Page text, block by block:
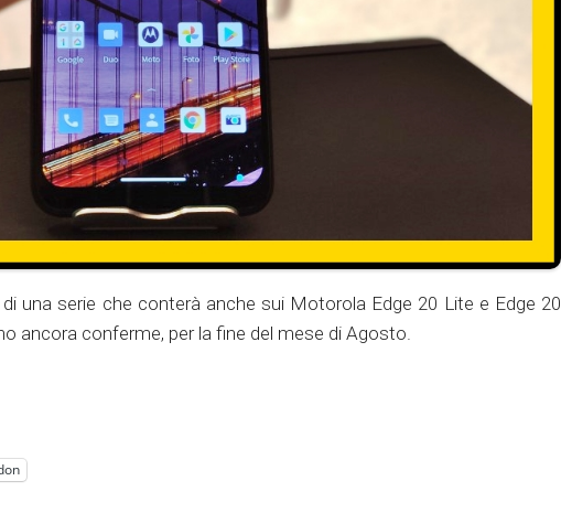
una serie che conterà anche sui Motorola Edge 20 Lite e Edge 20
ancora conferme, per la fine del mese di Agosto.